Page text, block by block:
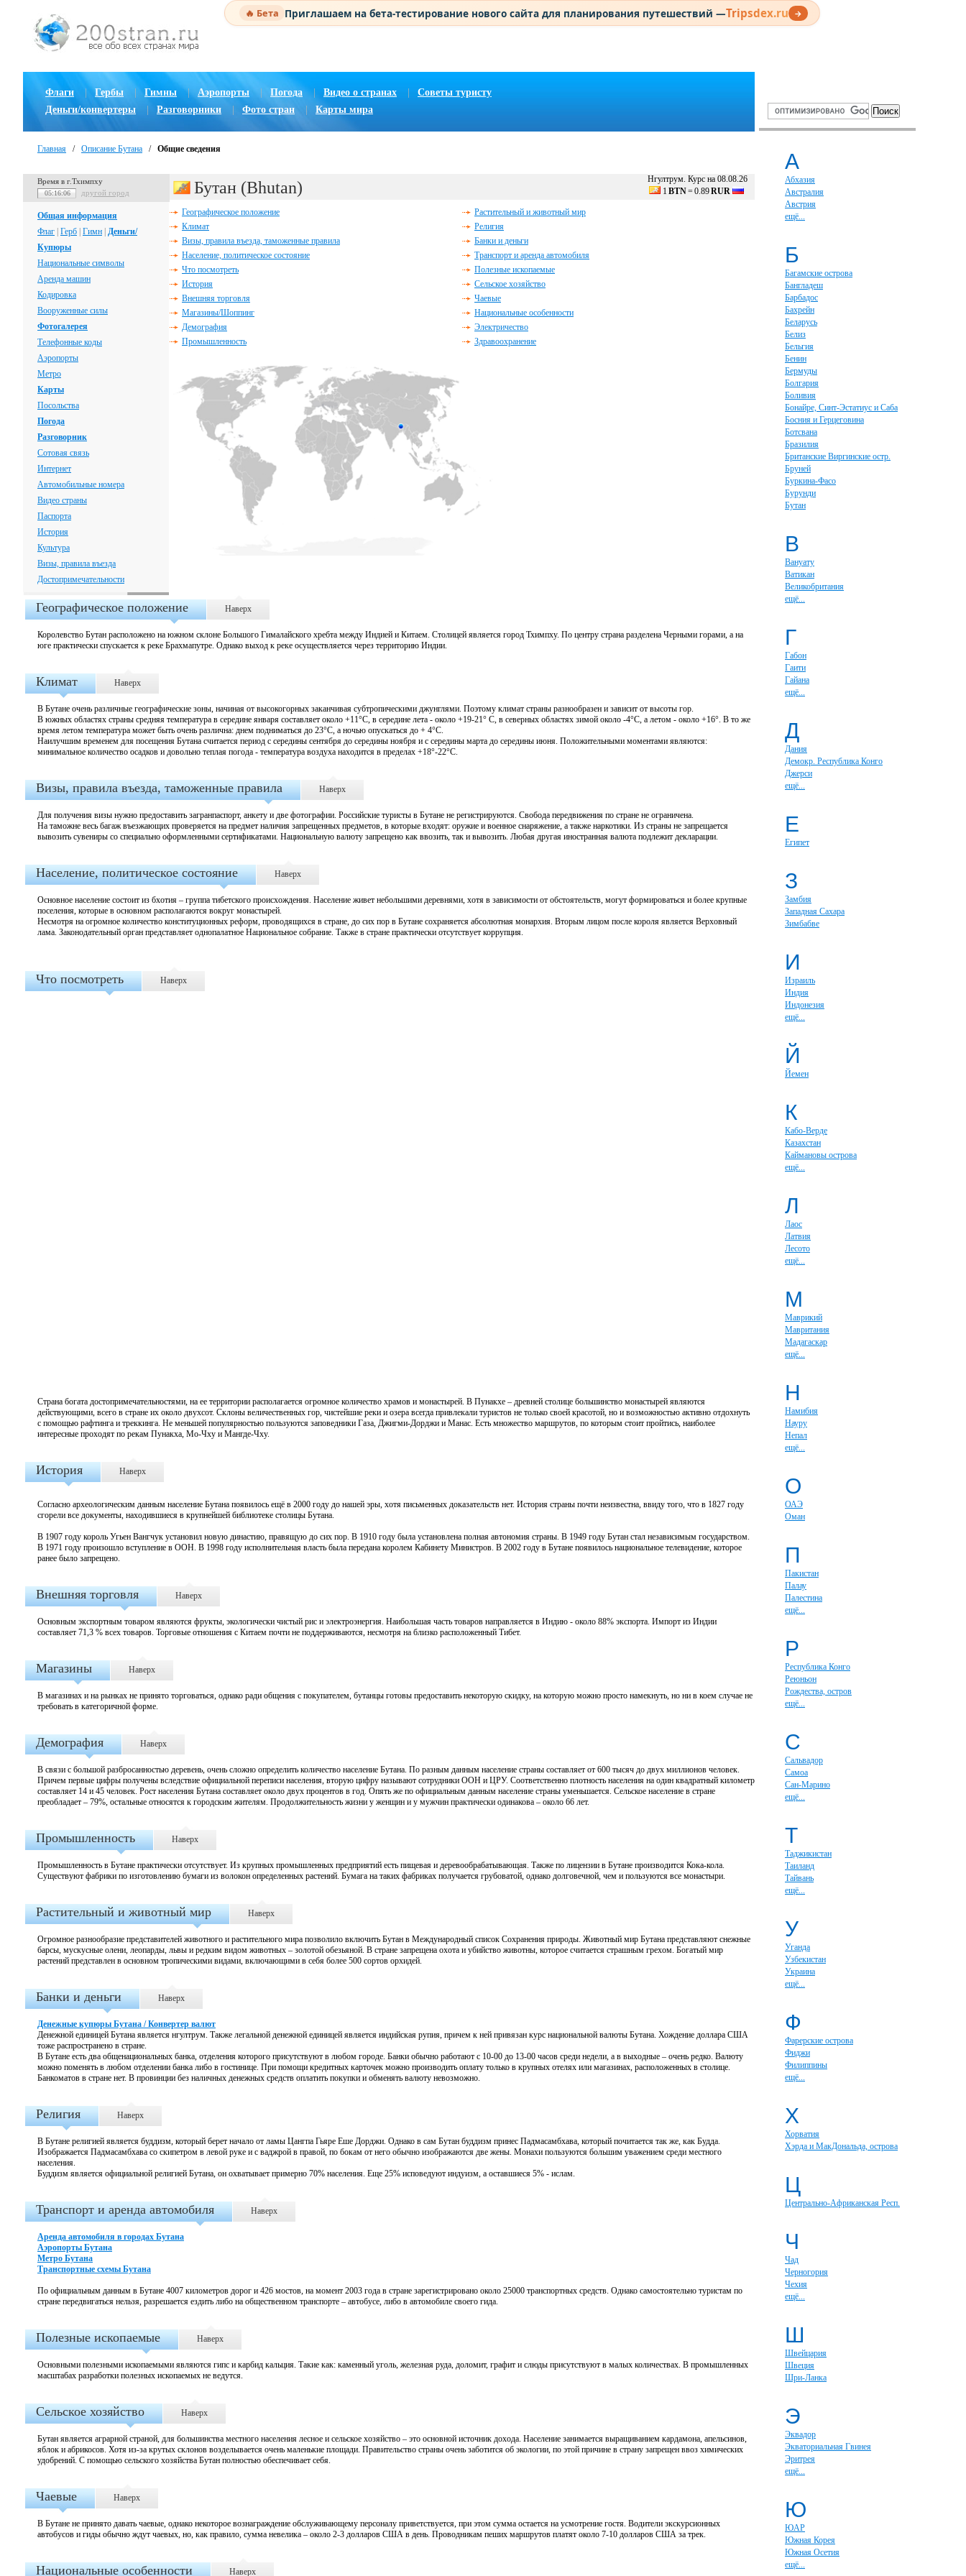
🔥 Бета Приглашаем на бета-тестирование нового сайта для планирования путешествий —Tripsdex.ru →
Флаги Гербы Гимны | Аэропорты Погода | Видео о странах
Советы туристу
Деньги/конвертеры
Разговорники Фото стран Карты мира
Главная / Описание Бутана / Общие сведения
Время в г.Тхимпху
05:16:07 другой город
Общая информация
Флаг Герб Гимн Деньги/
Купюры
Национальные символы
Аренда машин
Кодировка
Вооруженные силы
Фотогалерея
Телефонные коды
Аэропорты
Метро
Карты
Посольства
Погода
Разговорник
Сотовая связь
Интернет
Автомобильные номера
Видео страны
Паспорта
История
Культура
Визы, правила въезда
Достопримечательности
Нгултрум. Курс на 08.08.26
1 BTN=0.89RUR
Бутан (Bhutan)
Географическое положение
Климат
Визы, правила въезда, таможенные правила
Население, политическое состояние
Что посмотреть
История
Внешняя торговля
Магазины/Шоппинг
Демография
Промышленность
Растительный и животный мир
Религия
Банки и деньги
Транспорт и аренда автомобиля
Полезные ископаемые
Сельское хозяйство
Чаевые
Национальные особенности
Электричество
Здравоохранение
Географическое положение Наверх
Королевство Бутан расположено на южном склоне Большого Гималайского хребта между Индией и Китаем. Столицей является город Тхимпху. По центру страна разделена Черными горами, а на
юге практически спускается к реке Брахмапутре. Однако выход к реке осуществляется через территорию Индии.
Климат Наверх
В Бутане очень различные географические зоны, начиная от высокогорных заканчивая субтропическими джунглями. Поэтому климат страны разнообразен и зависит от высоты гор.
В южных областях страны средняя температура в середине января составляет около +11°С, в середине лета - около +19-21° С, в северных областях зимой около -4°С, а летом - около +16°. В то же
время летом температура может быть очень различна: днем подниматься до 23°С, а ночью опускаться до + 4°С.
Наилучшим временем для посещения Бутана считается период с середины сентября до середины ноября и с середины марта до середины июня. Положительными моментами являются:
минимальное количество осадков и довольно теплая погода - температура воздуха находится в пределах +18°-22°С.
Визы, правила въезда, таможенные правила Наверх
Для получения визы нужно предоставить загранпаспорт, анкету и две фотографии. Российские туристы в Бутане не регистрируются. Свобода передвижения по стране не ограничена.
На таможне весь багаж въезжающих проверяется на предмет наличия запрещенных предметов, в которые входят: оружие и военное снаряжение, а также наркотики. Из страны не запрещается
вывозить сувениры со специально оформленными сертификатами. Национальную валюту запрещено как ввозить, так и вывозить. Любая другая иностранная валюта подлежит декларации.
Население, политическое состояние Наверх
Основное население состоит из бхотия – группа тибетского происхождения. Население живет небольшими деревнями, хотя в зависимости от обстоятельств, могут формироваться и более крупные
поселения, которые в основном располагаются вокруг монастырей.
Несмотря на огромное количество конституционных реформ, проводящихся в стране, до сих пор в Бутане сохраняется абсолютная монархия. Вторым лицом после короля является Верховный
лама. Законодательный орган представляет однопалатное Национальное собрание. Также в стране практически отсутствует коррупция.
Что посмотреть Наверх
Страна богата достопримечательностями, на ее территории располагается огромное количество храмов и монастырей. В Пунакхе – древней столице большинство монастырей являются
действующими, всего в стране их около двухсот. Склоны величественных гор, чистейшие реки и озера всегда привлекали туристов не только своей красотой, но и возможностью активно отдохнуть
с помощью рафтинга и треккинга. Не меньшей популярностью пользуются заповедники Газа, Джигми-Дорджи и Манас. Есть множество маршрутов, по которым стоит пройтись, наиболее
интересные проходят по рекам Пунакха, Мо-Чху и Мангде-Чху.
История Наверх
Согласно археологическим данным население Бутана появилось ещё в 2000 году до нашей эры, хотя письменных доказательств нет. История страны почти неизвестна, ввиду того, что в 1827 году
сгорели все документы, находившиеся в крупнейшей библиотеке столицы Бутана.
В 1907 году король Угьен Вангчук установил новую династию, правящую до сих пор. В 1910 году была установлена полная автономия страны. В 1949 году Бутан стал независимым государством.
В 1971 году произошло вступление в ООН. В 1998 году исполнительная власть была передана королем Кабинету Министров. В 2002 году в Бутане появилось национальное телевидение, которое
ранее было запрещено.
Внешняя торговля Наверх
Основным экспортным товаром являются фрукты, экологически чистый рис и электроэнергия. Наибольшая часть товаров направляется в Индию - около 88% экспорта. Импорт из Индии
составляет 71,3 % всех товаров. Торговые отношения с Китаем почти не поддерживаются, несмотря на близко расположенный Тибет.
Магазины Наверх
В магазинах и на рынках не принято торговаться, однако ради общения с покупателем, бутанцы готовы предоставить некоторую скидку, на которую можно просто намекнуть, но ни в коем случае не
требовать в категоричной форме.
Демография Наверх
В связи с большой разбросанностью деревень, очень сложно определить количество население Бутана. По разным данным население страны составляет от 600 тысяч до двух миллионов человек.
Причем первые цифры получены вследствие официальной переписи населения, вторую цифру называют сотрудники ООН и ЦРУ. Соответственно плотность населения на один квадратный километр
составляет 14 и 45 человек. Рост населения Бутана составляет около двух процентов в год. Опять же по официальным данным население страны уменьшается. Сельское население в стране
преобладает – 79%, остальные относятся к городским жителям. Продолжительность жизни у женщин и у мужчин практически одинакова – около 66 лет.
Промышленность Наверх
Промышленность в Бутане практически отсутствует. Из крупных промышленных предприятий есть пищевая и деревообрабатывающая. Также по лицензии в Бутане производится Кока-кола.
Существуют фабрики по изготовлению бумаги из волокон определенных растений. Бумага на таких фабриках получается грубоватой, однако долговечной, чем и пользуются все монастыри.
Растительный и животный мир Наверх
Огромное разнообразие представителей животного и растительного мира позволило включить Бутан в Международный список Сохранения природы. Животный мир Бутана представляют снежные
барсы, мускусные олени, леопарды, львы и редким видом животных – золотой обезьяной. В стране запрещена охота и убийство животны, которое считается страшным грехом. Богатый мир
растений представлен в основном тропическими видами, включающими в себя более 500 сортов орхидей.
Банки и деньги Наверх
Денежные купюры Бутана / Конвертер валют
Денежной единицей Бутана является нгултрум. Также легальной денежной единицей является индийская рупия, причем к ней привязан курс национальной валюты Бутана. Хождение доллара США
тоже распространено в стране.
В Бутане есть два общенациональных банка, отделения которого присутствуют в любом городе. Банки обычно работают с 10-00 до 13-00 часов среди недели, а в выходные – очень редко. Валюту
можно поменять в любом отделении банка либо в гостинице. При помощи кредитных карточек можно производить оплату только в крупных отелях или магазинах, расположенных в столице.
Банкоматов в стране нет. В провинции без наличных денежных средств оплатить покупки и обменять валюту невозможно.
Религия Наверх
В Бутане религией является буддизм, который берет начало от ламы Цангпа Гьяре Еше Дорджи. Однако в сам Бутан буддизм принес Падмасамбхава, который почитается так же, как Будда.
Изображается Падмасамбхава со скипетром в левой руке и с ваджрой в правой, по бокам от него обычно изображаются две жены. Монахи пользуются большим уважением среди местного
населения.
Буддизм является официальной религией Бутана, он охватывает примерно 70% населения. Еще 25% исповедуют индуизм, а оставшиеся 5% - ислам.
Транспорт и аренда автомобиля Наверх
Аренда автомобиля в городах Бутана
Аэропорты Бутана
Метро Бутана
Транспортные схемы Бутана
По официальным данным в Бутане 4007 километров дорог и 426 мостов, на момент 2003 года в стране зарегистрировано около 25000 транспортных средств. Однако самостоятельно туристам по
стране передвигаться нельзя, разрешается ездить либо на общественном транспорте – автобусе, либо в автомобиле своего гида.
Полезные ископаемые Наверх
Основными полезными ископаемыми являются гипс и карбид кальция. Такие как: каменный уголь, железная руда, доломит, графит и слюды присутствуют в малых количествах. В промышленных
масштабах разработки полезных ископаемых не ведутся.
Сельское хозяйство Наверх
Бутан является аграрной страной, для большинства местного населения лесное и сельское хозяйство – это основной источник дохода. Население занимается выращиванием кардамона, апельсинов,
яблок и абрикосов. Хотя из-за крутых склонов возделывается очень маленькие площади. Правительство страны очень заботится об экологии, по этой причине в страну запрещен ввоз химических
удобрений. С помощью сельского хозяйства Бутан полностью обеспечивает себя.
Чаевые Наверх
В Бутане не принято давать чаевые, однако некоторое вознаграждение обслуживающему персоналу приветствуется, при этом сумма остается на усмотрение гостя. Водители экскурсионных
автобусов и гиды обычно ждут чаевых, но, как правило, сумма невелика – около 2-3 долларов США в день. Проводникам пеших маршрутов платят около 7-10 долларов США за трек.
Национальные особенности Наверх
А
Абхазия
Австралия
Австрия
ещё...
Б
Багамские острова
Бангладеш
Барбадос
Бахрейн
Беларусь
Белиз
Бельгия
Бенин
Бермуды
Болгария
Боливия
Бонайре, Синт-Эстатиус и Саба
Босния и Герцеговина
Ботсвана
Бразилия
Британские Виргинские остр.
Бруней
Буркина-Фасо
Бурунди
Бутан
В
Вануату
Ватикан
Великобритания
ещё...
Г
Габон
Гаити
Гайана
ещё...
Д
Дания
Демокр. Республика Конго
Джерси
ещё...
Е
Египет
З
Замбия
Западная Сахара
Зимбабве
И
Израиль
Индия
Индонезия
ещё...
Й
Йемен
К
Кабо-Верде
Казахстан
Каймановы острова
ещё...
Л
Лаос
Латвия
Лесото
ещё...
М
Маврикий
Мавритания
Мадагаскар
ещё...
Н
Намибия
Науру
Непал
ещё...
О
ОАЭ
Оман
П
Пакистан
Палау
Палестина
ещё...
Р
Республика Конго
Реюньон
Рождества, остров
ещё...
С
Сальвадор
Самоа
Сан-Марино
ещё...
Т
Таджикистан
Таиланд
Тайвань
ещё...
У
Уганда
Узбекистан
Украина
ещё...
Ф
Фарерские острова
Фиджи
Филиппины
ещё...
Х
Хорватия
Хэрда и МакДональда, острова
Ц
Центрально-Африканская Респ.
Ч
Чад
Черногория
Чехия
ещё...
Ш
Швейцария
Швеция
Шри-Ланка
Э
Эквадор
Экваториальная Гвинея
Эритрея
ещё...
Ю
ЮАР
Южная Корея
Южная Осетия
ещё...